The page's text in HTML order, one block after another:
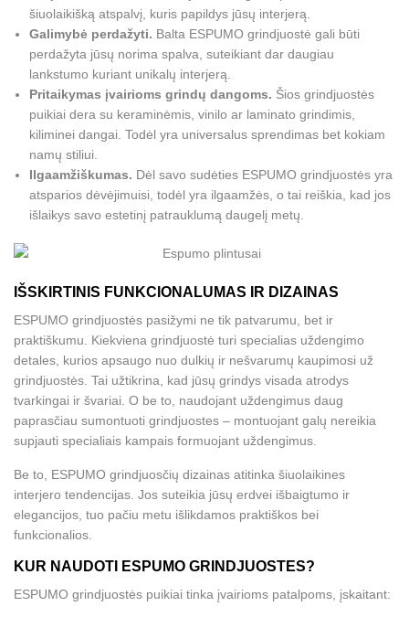
šiuolaikišką atspalvį, kuris papildys jūsų interjerą.
Galimybė perdažyti. Balta ESPUMO grindjuostė gali būti
perdažyta jūsų norima spalva, suteikiant dar daugiau
lankstumo kuriant unikalų interjerą.
Pritaikymas įvairioms grindų dangoms. Šios grindjuostės
puikiai dera su keraminėmis, vinilo ar laminato grindimis,
kiliminei dangai. Todėl yra universalus sprendimas bet kokiam
namų stiliui.
Ilgaamžiškumas. Dėl savo sudėties ESPUMO grindjuostės yra
atsparios dėvėjimuisi, todėl yra ilgaamžės, o tai reiškia, kad jos
išlaikys savo estetinį patrauklumą daugelį metų.
IŠSKIRTINIS FUNKCIONALUMAS IR DIZAINAS
ESPUMO grindjuostės pasižymi ne tik patvarumu, bet ir
praktiškumu. Kiekviena grindjuostė turi specialias uždengimo
detales, kurios apsaugo nuo dulkių ir nešvarumų kaupimosi už
grindjuostės. Tai užtikrina, kad jūsų grindys visada atrodys
tvarkingai ir švariai. O be to, naudojant uždengimus daug
paprasčiau sumontuoti grindjuostes – montuojant galų nereikia
supjauti specialiais kampais formuojant uždengimus.
Be to, ESPUMO grindjuosčių dizainas atitinka šiuolaikines
interjero tendencijas. Jos suteikia jūsų erdvei išbaigtumo ir
elegancijos, tuo pačiu metu išlikdamos praktiškos bei
funkcionalios.
KUR NAUDOTI ESPUMO GRINDJUOSTES?
ESPUMO grindjuostės puikiai tinka įvairioms patalpoms, įskaitant: